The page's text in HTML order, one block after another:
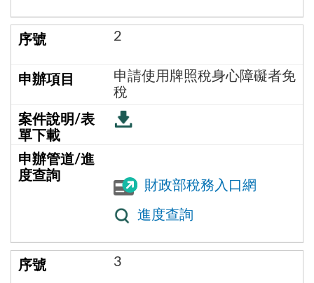
2
申請使用牌照稅身心障礙者免
稅
財政部稅務入口網
進度查詢
3